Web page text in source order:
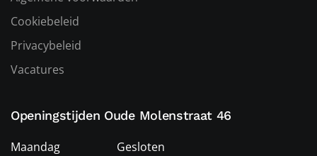
Cookiebeleid
Privacybeleid
Vacatures
Openingstijden Oude Molenstraat 46
Maandag
Gesloten